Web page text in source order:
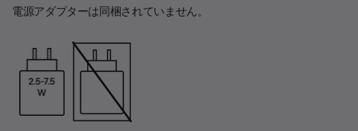
電源アダプターは同梱されていません。